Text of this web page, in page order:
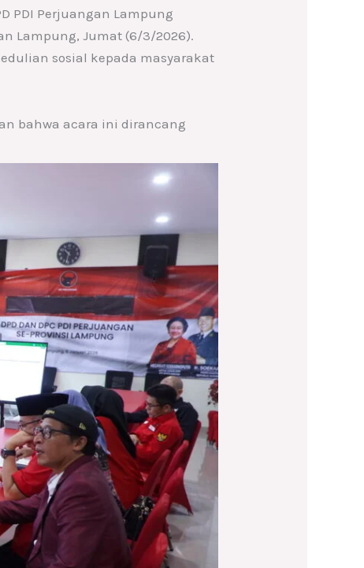
PDI Perjuangan Lampung
Lampung, Jumat (6/3/2026).
sosial kepada masyarakat
bahwa acara ini dirancang